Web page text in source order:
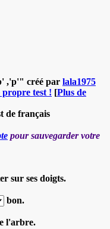
,'p'" créé par lala1975
propre test ! [Plus de
de français
pour sauvegarder votre
sur ses doigts.
bon.
l'arbre.